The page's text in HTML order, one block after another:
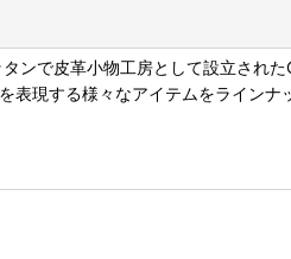
ンで皮革小物工房として設立され
表現する様々なアイテムをライン